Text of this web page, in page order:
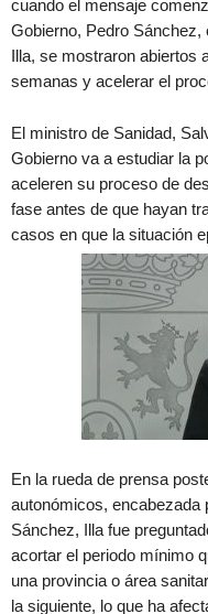
cuando el mensaje
Gobierno, Pedro
Illa, se mostraron abiertos
semanas y acelerar el
El ministro de Sanidad,
Gobierno va a estudiar la
aceleren su proceso de
fase antes de que hayan
casos en que la situación
En la rueda de prensa
autonómicos, encabezada
Sánchez, Illa fue
acortar el periodo mínimo
una provincia o área
la siguiente, lo que ha